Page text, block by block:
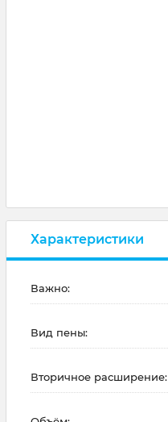
Характеристики
Важно:
Вид пены:
Вторичное расширение: